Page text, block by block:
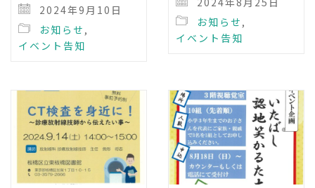
2024年9月10日
お知らせ ,
イベント告知
お知らせ ,
イベント告知